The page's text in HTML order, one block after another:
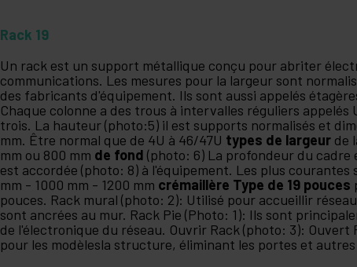
Rack 19
Un rack est un support métallique conçu pour abriter
communications. Les mesures pour la largeur sont
des fabricants d'équipement. Ils sont aussi appelés
Chaque colonne a des trous à intervalles réguliers
trois. La hauteur (photo:5) il est supports normalisés et
mm. Être normal que de 4U à 46/47U types de largeur de
mm ou 800 mm de fond (photo: 6) La profondeur du
est accordée (photo: 8) à l'équipement. Les plus
mm - 1000 mm - 1200 mm crémaillère Type de 19 pouces
pouces. Rack mural (photo: 2): Utilisé pour accueillir
sont ancrées au mur. Rack Pie (Photo: 1): Ils sont
de l'électronique du réseau. Ouvrir Rack (photo: 3):
pour les modèlesla structure, éliminant les portes et autres